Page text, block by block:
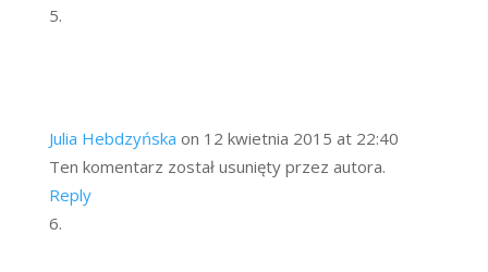
Julia Hebdzyńska on 12 kwietnia 2015 at 22:40
Ten komentarz został usunięty przez autora.
Reply